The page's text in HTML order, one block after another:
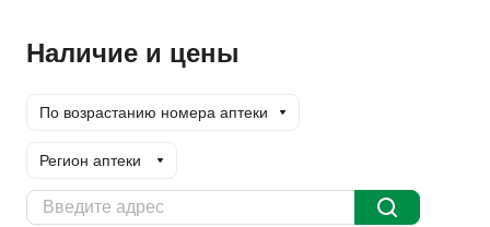
Наличие и цены
По возрастанию номера аптеки
Регион аптеки
Доставка курьером Заказать